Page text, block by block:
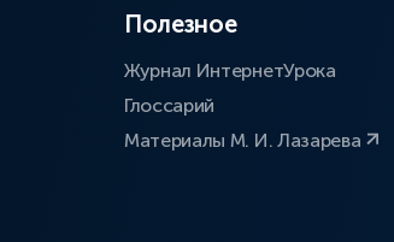
Полезное
Журнал ИнтернетУрока
Глоссарий
Материалы М. И. Лазарева